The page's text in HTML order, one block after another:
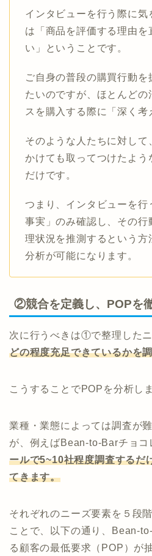
インタビューを行う際に気
は「商品を評価する理由を
い」ということです。
ご自身の普段の購買行動を
たいのですが、ほとんどの
スを購入する際に「深く考
そのような人たちに対して
かけても取ってつけたよう
だけです。
つまり、インタビューを行
事実」のみ確認し、その行
理状況を推測するという方
分析が可能になります。
②競合を定義し、POPを
次に行うべきは①で整理したニ
どの程度充足できているかを
こうすることでPOPを分析しま
業種・業態によっては調査が
が、例えばBean-to-Barチョコ
ールで5~10社程度調査するだ
てきます。
それぞれのニーズ要素を５段
ことで、以下の通り、Bean-
る顧客の最低要求（POP）が